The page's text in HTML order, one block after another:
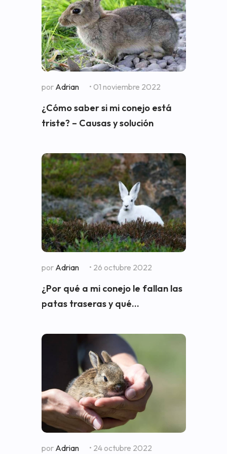
por Adrian • 01 noviembre 2022
¿Cómo saber si mi conejo está
triste? – Causas y solución
por Adrian • 26 octubre 2022
¿Por qué a mi conejo le fallan las
patas traseras y qué...
por Adrian • 24 octubre 2022